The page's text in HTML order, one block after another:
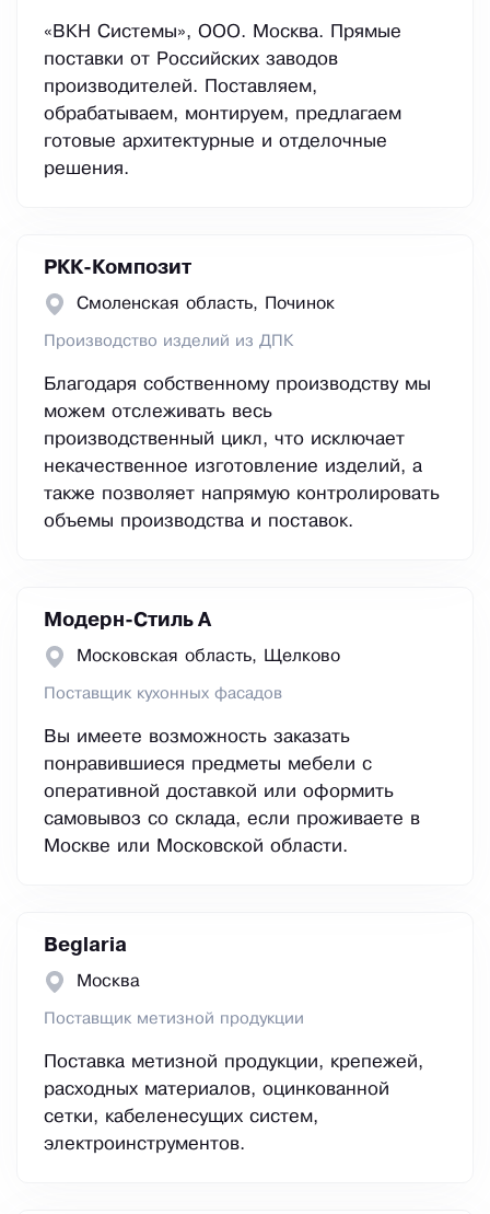
«ВКН Системы», ООО. Москва. Прямые
поставки от Российских заводов
производителей. Поставляем,
обрабатываем, монтируем, предлагаем
готовые архитектурные и отделочные
решения.
РКК-Композит
Смоленская область, Починок
Производство изделий из ДПК
Благодаря собственному производству мы
можем отслеживать весь
производственный цикл, что исключает
некачественное изготовление изделий, а
также позволяет напрямую контролировать
объемы производства и поставок.
Модерн-Стиль А
Московская область, Щелково
Поставщик кухонных фасадов
Вы имеете возможность заказать
понравившиеся предметы мебели с
оперативной доставкой или оформить
самовывоз со склада, если проживаете в
Москве или Московской области.
Beglaria
Москва
Поставщик метизной продукции
Поставка метизной продукции, крепежей,
расходных материалов, оцинкованной
сетки, кабеленесущих систем,
электроинструментов.